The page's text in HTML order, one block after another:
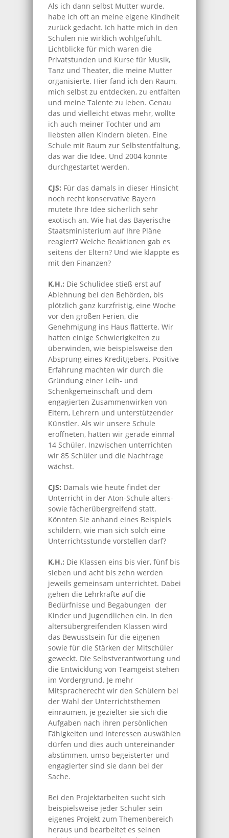
Als ich dann selbst Mutter wurde,
habe ich oft an meine eigene Kindheit
zurück gedacht. Ich hatte mich in den
Schulen nie wirklich wohlgefühlt.
Lichtblicke für mich waren die
Privatstunden und Kurse für Musik,
Tanz und Theater, die meine Mutter
organisierte. Hier fand ich den Raum,
mich selbst zu entdecken, zu entfalten
und meine Talente zu leben. Genau
das und vielleicht etwas mehr, wollte
ich auch meiner Tochter und am
liebsten allen Kindern bieten. Eine
Schule mit Raum zur Selbstentfaltung,
das war die Idee. Und 2004 konnte
durchgestartet werden.
CJS: Für das damals in dieser Hinsicht
noch recht konservative Bayern
mutete Ihre Idee sicherlich sehr
exotisch an. Wie hat das Bayerische
Staatsministerium auf Ihre Pläne
reagiert? Welche Reaktionen gab es
seitens der Eltern? Und wie klappte es
mit den Finanzen?
K.H.: Die Schulidee stieß erst auf
Ablehnung bei den Behörden, bis
plötzlich ganz kurzfristig, eine Woche
vor den großen Ferien, die
Genehmigung ins Haus flatterte. Wir
hatten einige Schwierigkeiten zu
überwinden, wie beispielsweise den
Absprung eines Kreditgebers. Positive
Erfahrung machten wir durch die
Gründung einer Leih- und
Schenkgemeinschaft und dem
engagierten Zusammenwirken von
Eltern, Lehrern und unterstützender
Künstler. Als wir unsere Schule
eröffneten, hatten wir gerade einmal
14 Schüler. Inzwischen unterrichten
wir 85 Schüler und die Nachfrage
wächst.
CJS: Damals wie heute findet der
Unterricht in der Aton-Schule alters-
sowie fächerübergreifend statt.
Könnten Sie anhand eines Beispiels
schildern, wie man sich solch eine
Unterrichtsstunde vorstellen darf?
K.H.: Die Klassen eins bis vier, fünf bis
sieben und acht bis zehn werden
jeweils gemeinsam unterrichtet. Dabei
gehen die Lehrkräfte auf die
Bedürfnisse und Begabungen der
Kinder und Jugendlichen ein. In den
altersübergreifenden Klassen wird
das Bewusstsein für die eigenen
sowie für die Stärken der Mitschüler
geweckt. Die Selbstverantwortung und
die Entwicklung von Teamgeist stehen
im Vordergrund. Je mehr
Mitspracherecht wir den Schülern bei
der Wahl der Unterrichtsthemen
einräumen, je gezielter sie sich die
Aufgaben nach ihren persönlichen
Fähigkeiten und Interessen auswählen
dürfen und dies auch untereinander
abstimmen, umso begeisterter und
engagierter sind sie dann bei der
Sache.
Bei den Projektarbeiten sucht sich
beispielsweise jeder Schüler sein
eigenes Projekt zum Themenbereich
heraus und bearbeitet es seinen